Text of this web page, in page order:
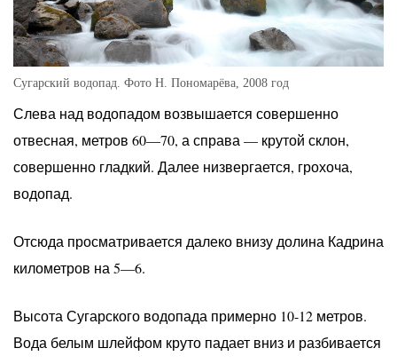
Сугарский водопад. Фото Н. Пономарёва, 2008 год
Слева над водопадом возвышается совершенно
отвесная, метров 60—70, а справа — крутой склон,
совершенно гладкий. Далее низвергается, грохоча,
водопад.
Отсюда просматривается далеко внизу долина Кадрина
километров на 5—6.
Высота Сугарского водопада примерно 10-12 метров.
Вода белым шлейфом круто падает вниз и разбивается